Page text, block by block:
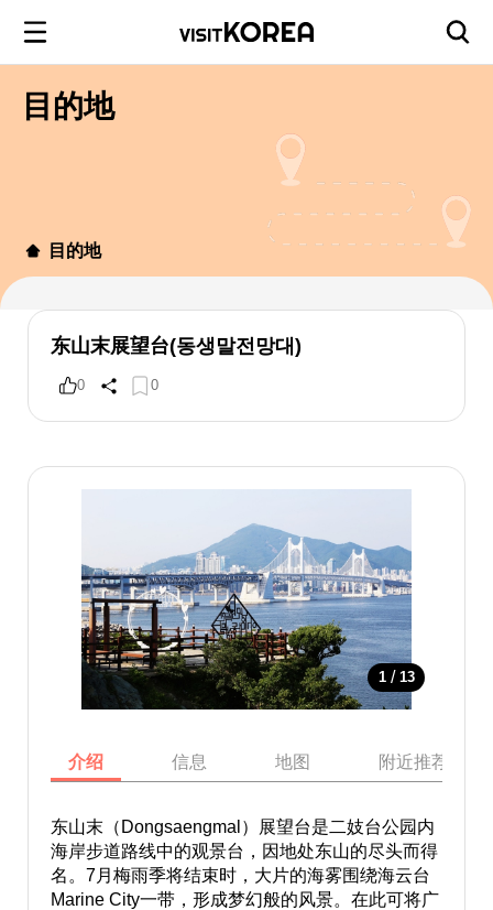
目的地
目的地
东山末展望台(동생말전망대)
0 0
1 / 13
介绍 信息 地图 附近推荐景点
东山末（Dongsaengmal）展望台是二妓台公园内
海岸步道路线中的观景台，因地处东山的尽头而得
名。7月梅雨季将结束时，大片的海雾围绕海云台
Marine City一带，形成梦幻般的风景。在此可将广